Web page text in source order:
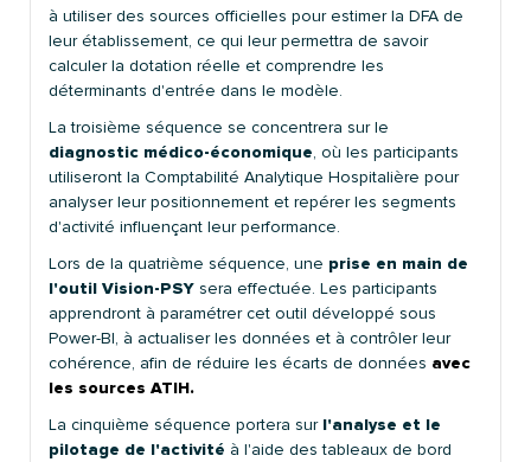
à utiliser des sources officielles pour estimer la DFA de
leur établissement, ce qui leur permettra de savoir
calculer la dotation réelle et comprendre les
déterminants d'entrée dans le modèle.
La troisième séquence se concentrera sur le
diagnostic médico-économique, où les participants
utiliseront la Comptabilité Analytique Hospitalière pour
analyser leur positionnement et repérer les segments
d'activité influençant leur performance.
Lors de la quatrième séquence, une prise en main de
l'outil Vision-PSY sera effectuée. Les participants
apprendront à paramétrer cet outil développé sous
Power-BI, à actualiser les données et à contrôler leur
cohérence, afin de réduire les écarts de données avec
les sources ATIH.
La cinquième séquence portera sur l'analyse et le
pilotage de l'activité à l'aide des tableaux de bord